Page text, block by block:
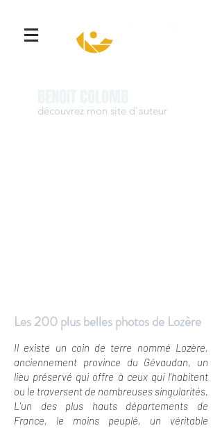
découvrez mon site d'auteur
Les 200 plus belles photos de Lozère
Il existe un coin de terre nommé Lozère,
anciennement province du Gévaudan, un
lieu préservé qui offre à ceux qui l’habitent
ou le traversent de nombreuses singularités.
L'un des plus hauts départements de
France, le moins peuplé, un véritable